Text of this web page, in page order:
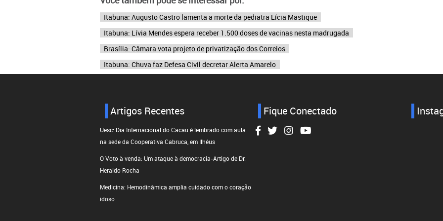
Itabuna: Augusto Castro lamenta a morte da pediatra Lícia Mastique
Itabuna: Lívia Mendes espera receber 1.500 doses de vacinas nesta madrugada
Brasília: Câmara vota projeto de privatização dos Correios
Itabuna: Chuva faz Defesa Civil decretar Alerta Amarelo
Artigos Recentes
Uesc: Dia Internacional do Cacau é lembrado com aula
na sede da Cooperativa Cabruca, em Ilhéus
O Voto à venda: Um ataque à democracia-Artigo de Dr.
Heraldo Rocha
Medicina: Hemodinâmica amplia cuidado com o coração
idoso
Fique Conectado